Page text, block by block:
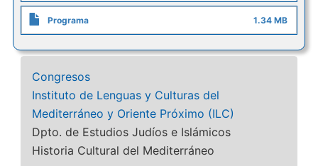
Programa 1.34 MB
Congresos
Instituto de Lenguas y Culturas del
Mediterráneo y Oriente Próximo (ILC)
Dpto. de Estudios Judíos e Islámicos
Historia Cultural del Mediterráneo